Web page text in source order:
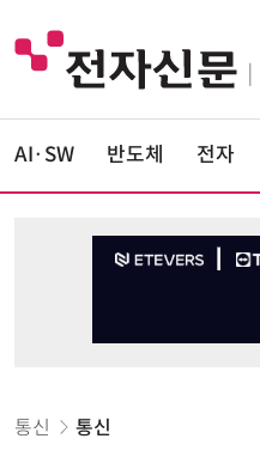
AI·SW 반도체 전자
통신 통신